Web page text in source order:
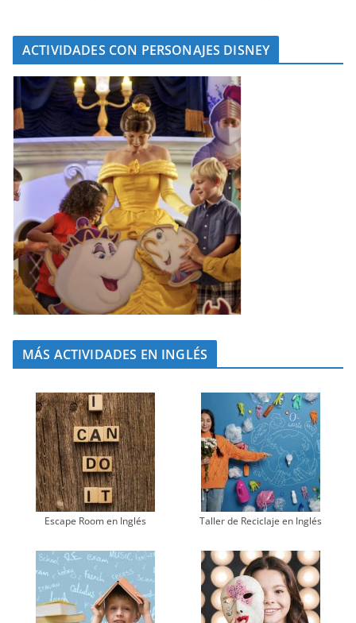
ACTIVIDADES CON PERSONAJES DISNEY
MÁS ACTIVIDADES EN INGLÉS
Escape Room en Inglés Taller de Reciclaje en Inglés